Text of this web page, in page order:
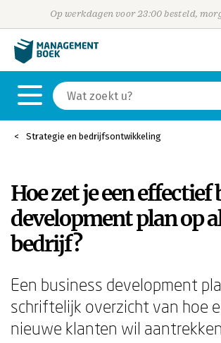
Op werkdagen voor 23:00 besteld,
Strategie en bedrijfsontwikkeling
Hoe zet je een effectief
development plan op
bedrijf?
Een business development
schriftelijk overzicht van hoe
nieuwe klanten wil